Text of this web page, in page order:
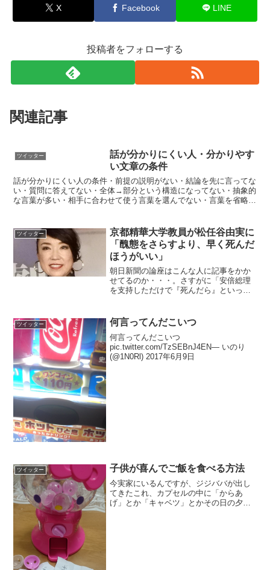
X Facebook LINE
投稿者をフォローする
関連記事
ツイッター
話が分かりにくい人・分かりやす
い文章の条件
話が分かりにくい人の条件・前提の説明がない・結論を先に言ってな
い・質問に答えてない・全体→部分という構造になってない・抽象的
な言葉が多い・相手に合わせて使う言葉を選んでない・言葉を省略し
ツイッター
京都精華大学教員が松任谷由実に
「醜態をさらすより、早く死んだ
ほうがいい」
朝日新聞の論座はこんな人に記事をかか
せてるのか・・・。さすがに「安倍総理
を支持しただけで『死んだら』といっち
もへ (@gerogeroR...
ツイッター 何言ってんだこいつ
何言ってんだこいつ
pic.twitter.com/TzSEBnJ4EN— いのり
(@1N0Rl) 2017年6月9日
ツイッター 子供が喜んでご飯を食べる方法
今実家にいるんですが、ジジババが出し
てきたこれ、カプセルの中に「からあ
げ」とか「キャベツ」とかその日の夕食